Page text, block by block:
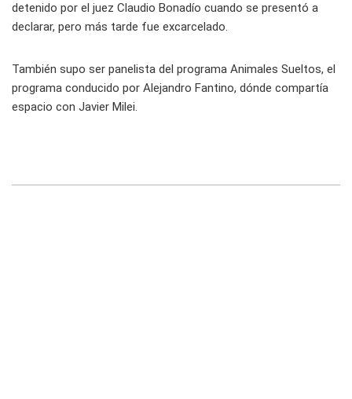
detenido por el juez Claudio Bonadío cuando se presentó a
declarar, pero más tarde fue excarcelado.
También supo ser panelista del programa Animales Sueltos, el
programa conducido por Alejandro Fantino, dónde compartía
espacio con Javier Milei.